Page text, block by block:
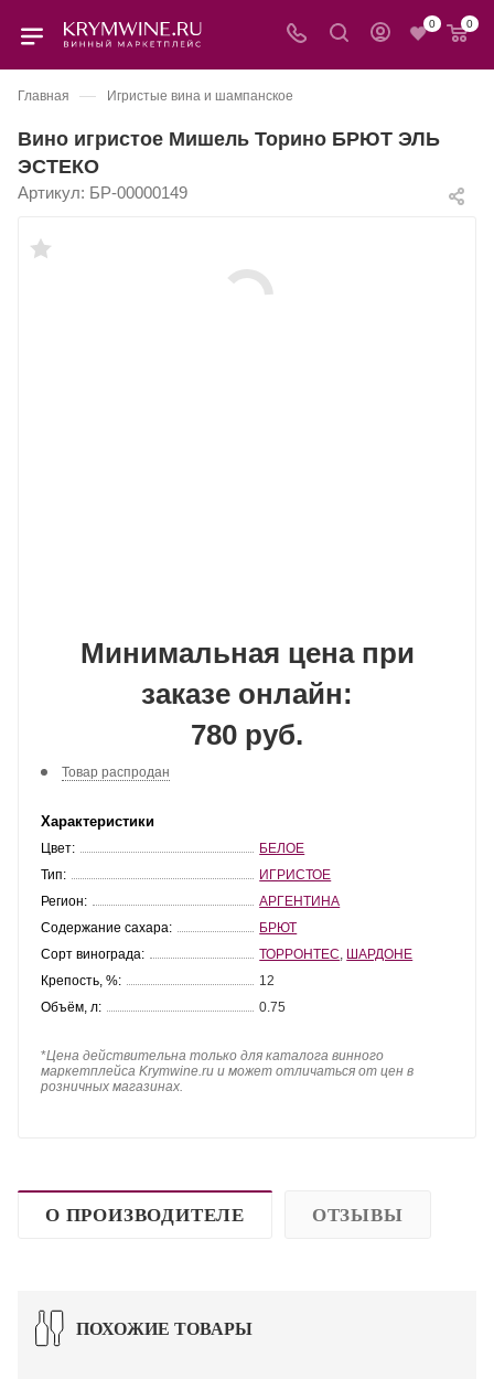
0 0
Главная — Игристые вина и шампанское
Вино игристое Мишель Торино БРЮТ ЭЛЬ
ЭСТЕКО
Артикул: БР-00000149
Минимальная цена при
заказе онлайн:
780 руб.
Товар распродан
Характеристики
Цвет:
БЕЛОЕ
Тип:
ИГРИСТОЕ
Регион:
АРГЕНТИНА
Содержание сахара:
БРЮТ
Сорт винограда:
ТОРРОНТЕС ШАРДОНЕ
Крепость, %:
12
Объём, л:
0.75
*Цена действительна только для каталога винного
маркетплейса Krymwine.ru и может отличаться от цен в
розничных магазинах.
О ПРОИЗВОДИТЕЛЕ ОТЗЫВЫ
ПОХОЖИЕ ТОВАРЫ